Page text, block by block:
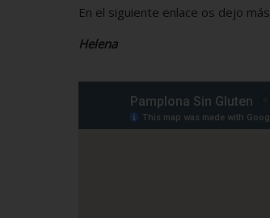
En el siguiente enlace os dejo más
Helena